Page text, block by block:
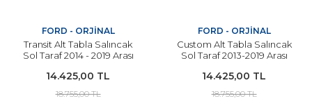
FORD - ORJİNAL
Transit Alt Tabla Salıncak
Sol Taraf 2014 - 2019 Arası
14.425,00 TL
18.755,00 TL
FORD - ORJİNAL
Custom Alt Tabla Salıncak
Sol Taraf 2013-2019 Arası
14.425,00 TL
18.755,00 TL